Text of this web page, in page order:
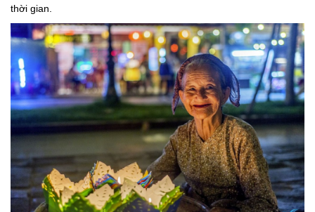
thời gian.